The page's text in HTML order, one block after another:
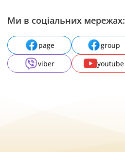
Ми в соціальних мережах:
page group
viber
youtube